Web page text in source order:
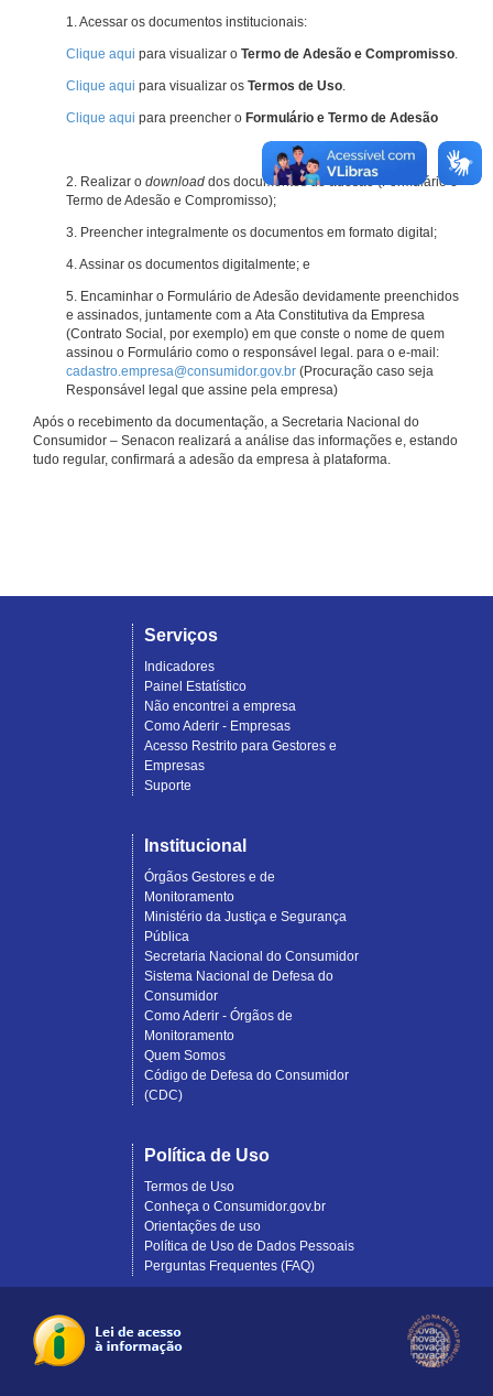
1. Acessar os documentos institucionais:
Clique aqui para visualizar o Termo de Adesão e Compromisso.
Clique aqui para visualizar os Termos de Uso.
Clique aqui para preencher o Formulário e Termo de Adesão
2. Realizar o download dos documentos de adesão (Formulário e
Termo de Adesão e Compromisso);
3. Preencher integralmente os documentos em formato digital;
4. Assinar os documentos digitalmente; e
5. Encaminhar o Formulário de Adesão devidamente preenchidos
e assinados, juntamente com a Ata Constitutiva da Empresa
(Contrato Social, por exemplo) em que conste o nome de quem
assinou o Formulário como o responsável legal. para o e-mail:
cadastro.empresa@consumidor.gov.br (Procuração caso seja
Responsável legal que assine pela empresa)
Após o recebimento da documentação, a Secretaria Nacional do
Consumidor – Senacon realizará a análise das informações e, estando
tudo regular, confirmará a adesão da empresa à plataforma.
Serviços
Indicadores
Painel Estatístico
Não encontrei a empresa
Como Aderir - Empresas
Acesso Restrito para Gestores e
Empresas
Suporte
Institucional
Órgãos Gestores e de
Monitoramento
Ministério da Justiça e Segurança
Pública
Secretaria Nacional do Consumidor
Sistema Nacional de Defesa do
Consumidor
Como Aderir - Órgãos de
Monitoramento
Quem Somos
Código de Defesa do Consumidor
(CDC)
Política de Uso
Termos de Uso
Conheça o Consumidor.gov.br
Orientações de uso
Política de Uso de Dados Pessoais
Perguntas Frequentes (FAQ)